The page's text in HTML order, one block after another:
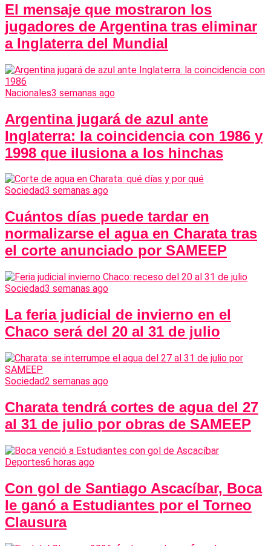
El mensaje que mostraron los
jugadores de Argentina tras eliminar
a Inglaterra del Mundial
Nacionales3 semanas ago
Argentina jugará de azul ante
Inglaterra: la coincidencia con 1986 y
1998 que ilusiona a los hinchas
Sociedad3 semanas ago
Cuántos días puede tardar en
normalizarse el agua en Charata tras
el corte anunciado por SAMEEP
Sociedad3 semanas ago
La feria judicial de invierno en el
Chaco será del 20 al 31 de julio
Sociedad2 semanas ago
Charata tendrá cortes de agua del 27
al 31 de julio por obras de SAMEEP
Deportes6 horas ago
Con gol de Santiago Ascacíbar, Boca
le ganó a Estudiantes por el Torneo
Clausura